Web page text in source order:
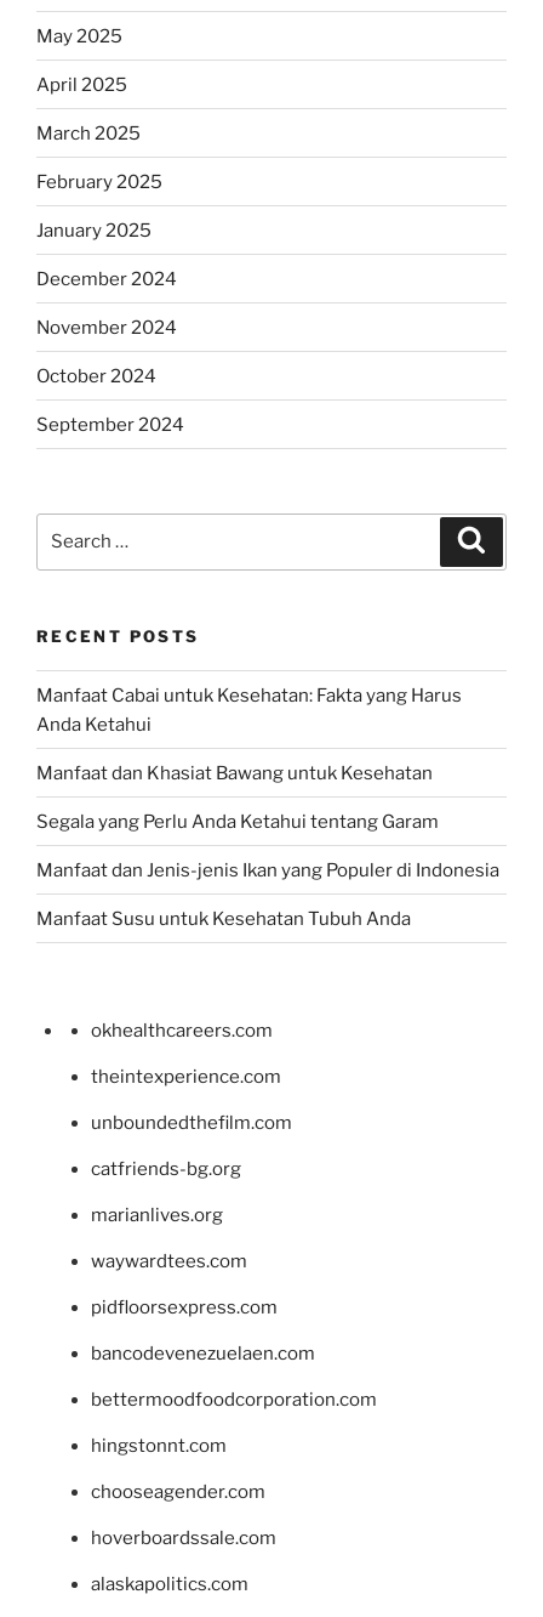
May 2025
April 2025
March 2025
February 2025
January 2025
December 2024
November 2024
October 2024
September 2024
RECENT POSTS
Manfaat Cabai untuk Kesehatan: Fakta yang Harus
Anda Ketahui
Manfaat dan Khasiat Bawang untuk Kesehatan
Segala yang Perlu Anda Ketahui tentang Garam
Manfaat dan Jenis-jenis Ikan yang Populer di Indonesia
Manfaat Susu untuk Kesehatan Tubuh Anda
okhealthcareers.com
theintexperience.com
unboundedthefilm.com
catfriends-bg.org
marianlives.org
waywardtees.com
pidfloorsexpress.com
bancodevenezuelaen.com
bettermoodfoodcorporation.com
hingstonnt.com
chooseagender.com
hoverboardssale.com
alaskapolitics.com